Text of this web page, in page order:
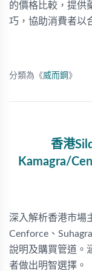
的價格比較，提供
巧，協助消費者以
分類為《威而鋼 》
香港
Kamagra/
深入解析香港市場
Cenforce、
說明及購買管道。
者做出明智選擇。